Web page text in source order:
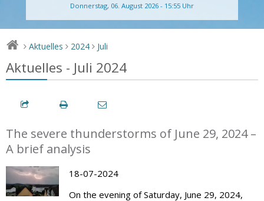
Donnerstag, 06. August 2026 - 15:55 Uhr
> Aktuelles > 2024 > Juli
Aktuelles - Juli 2024
The severe thunderstorms of June 29, 2024 –
A brief analysis
18-07-2024
On the evening of Saturday, June 29, 2024,